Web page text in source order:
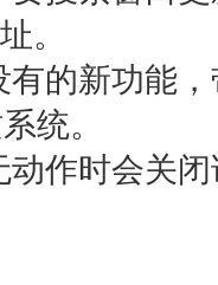
。
有的新功能
统。
动作时会关